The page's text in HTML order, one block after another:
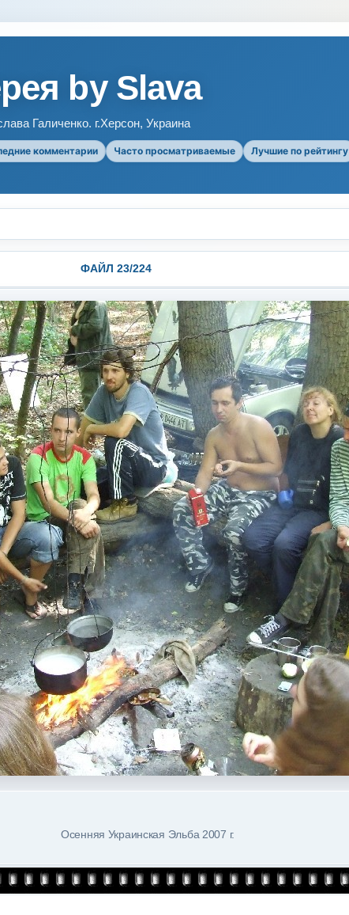
by Slava
Галиченко. г.Херсон, Украина
комментарии Часто просматриваемые Лучшие по рейтингу
ФАЙЛ 23/224
Осенняя Украинская Эльба 2007 г.